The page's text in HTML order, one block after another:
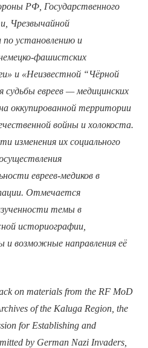
РФ, Государственного
Чрезвычайной
по установлению и
фашистских
и «Неизвестной “Чёрной
евреев — медицинских
оккупированной территории
войны и холокоста.
изменения их социального
евреев-медиков в
Отмечается
темы в
историографии,
и возможные направления её
on materials from the RF MoD
of the Kaluga Region, the
for Establishing and
by German Nazi Invaders,